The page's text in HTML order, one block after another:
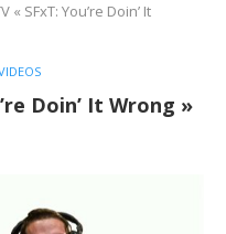
« SFxT: You’re Doin’ It
Doin’ It Wrong »